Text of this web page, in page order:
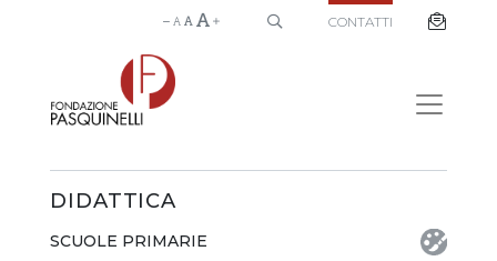
CONTATTI
DIDATTICA
SCUOLE PRIMARIE